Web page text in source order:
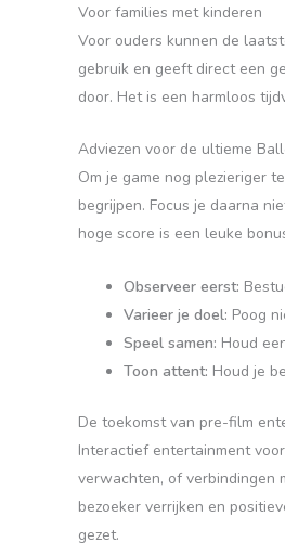
Voor families met kinderen
Voor ouders kunnen de
gebruik en geeft direct een
door. Het is een harmloos
Adviezen voor de ultieme
Om je game nog plezieriger
begrijpen. Focus je daarna
hoge score is een leuke
Observeer eerst:
Varieer je doel: Poog
Speel samen: Houd
Toon attent: Houd je
De toekomst van pre-film
Interactief entertainment
verwachten, of verbindingen
bezoeker verrijken en
gezet.